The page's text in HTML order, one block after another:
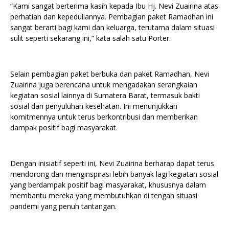
“Kami sangat berterima kasih kepada Ibu Hj. Nevi Zuairina atas
perhatian dan kepeduliannya. Pembagian paket Ramadhan ini
sangat berarti bagi kami dan keluarga, terutama dalam situasi
sulit seperti sekarang ini,” kata salah satu Porter.
Selain pembagian paket berbuka dan paket Ramadhan, Nevi
Zuairina juga berencana untuk mengadakan serangkaian
kegiatan sosial lainnya di Sumatera Barat, termasuk bakti
sosial dan penyuluhan kesehatan. Ini menunjukkan
komitmennya untuk terus berkontribusi dan memberikan
dampak positif bagi masyarakat.
Dengan inisiatif seperti ini, Nevi Zuairina berharap dapat terus
mendorong dan menginspirasi lebih banyak lagi kegiatan sosial
yang berdampak positif bagi masyarakat, khususnya dalam
membantu mereka yang membutuhkan di tengah situasi
pandemi yang penuh tantangan.